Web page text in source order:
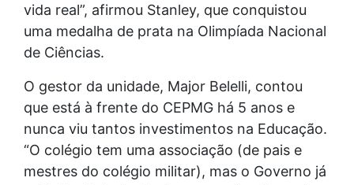
vida real”, afirmou Stanley, que conquistou
uma medalha de prata na Olimpíada Nacional
de Ciências.
O gestor da unidade, Major Belelli, contou
que está à frente do CEPMG há 5 anos e
nunca viu tantos investimentos na Educação.
“O colégio tem uma associação (de pais e
mestres do colégio militar), mas o Governo já